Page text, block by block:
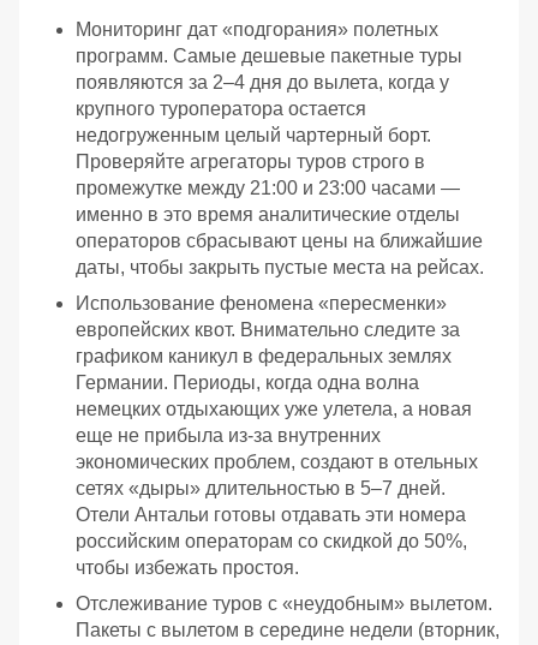
Мониторинг дат «подгорания» полетных
программ. Самые дешевые пакетные туры
появляются за 2–4 дня до вылета, когда у
крупного туроператора остается
недогруженным целый чартерный борт.
Проверяйте агрегаторы туров строго в
промежутке между 21:00 и 23:00 часами —
именно в это время аналитические отделы
операторов сбрасывают цены на ближайшие
даты, чтобы закрыть пустые места на рейсах.
Использование феномена «пересменки»
европейских квот. Внимательно следите за
графиком каникул в федеральных землях
Германии. Периоды, когда одна волна
немецких отдыхающих уже улетела, а новая
еще не прибыла из-за внутренних
экономических проблем, создают в отельных
сетях «дыры» длительностью в 5–7 дней.
Отели Антальи готовы отдавать эти номера
российским операторам со скидкой до 50%,
чтобы избежать простоя.
Отслеживание туров с «неудобным» вылетом.
Пакеты с вылетом в середине недели (вторник,